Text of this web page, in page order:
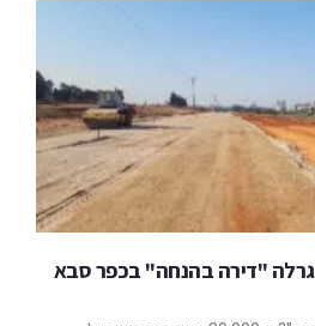
"דירה בהנחה" בכפר סבא